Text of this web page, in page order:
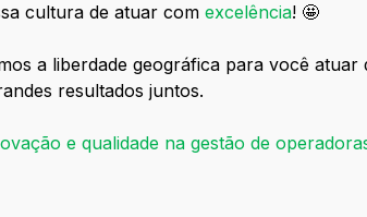
cultura de atuar comexcelência! 🤩
a liberdade geográfica para você
resultados juntos.
e qualidade na gestão de